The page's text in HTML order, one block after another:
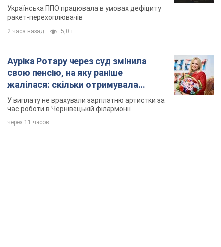
Українська ППО працювала в умовах дефіциту
ракет-перехоплювачів
2 часа назад 5,0 т.
Ауріка Ротару через суд змінила
свою пенсію, на яку раніше
жалілася: скільки отримувала
співачка
У виплату не врахували зарплатню артистки за
час роботи в Чернівецькій філармонії
через 11 часов